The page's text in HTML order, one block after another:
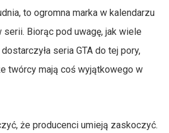
to ogromna marka w kalendarzu
Biorąc pod uwagę, jak wiele
seria GTA do tej pory,
twórcy mają coś wyjątkowego w
że producenci umieją zaskoczyć.